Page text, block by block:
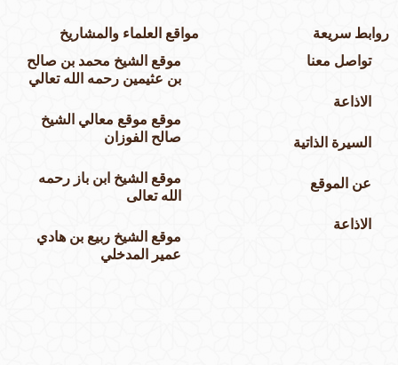
سريعة
تواصل معنا
الاذاعة
السيرة الذاتية
عن الموقع
الاذاعة
مواقع العلماء والمشاريخ
موقع الشيخ محمد بن صالح
بن عثيمين رحمه الله تعالي
موقع موقع معالي الشيخ
صالح الفوزان
موقع الشيخ ابن باز رحمه
الله تعالى
موقع الشيخ ربيع بن هادي
عمير المدخلي